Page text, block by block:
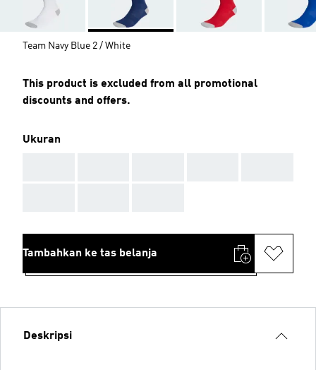
Team Navy Blue 2 / White
This product is excluded from all promotional
discounts and offers.
Ukuran
Tambahkan ke tas belanja
Deskripsi